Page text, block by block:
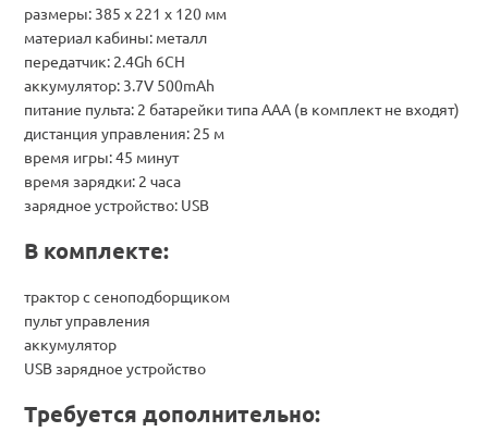
размеры: 385 х 221 х 120 мм
материал кабины: металл
передатчик: 2.4Gh 6CH
аккумулятор: 3.7V 500mAh
питание пульта: 2 батарейки типа AAA (в комплект не входят)
дистанция управления: 25 м
время игры: 45 минут
время зарядки: 2 часа
зарядное устройство: USB
В комплекте:
трактор с сеноподборщиком
пульт управления
аккумулятор
USB зарядное устройство
Требуется дополнительно: